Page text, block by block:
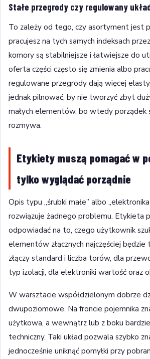
Stałe przegrody czy regulowany
To zależy od tego, czy asortyment jest
pracujesz na tych samych indeksach
komory są stabilniejsze i łatwiejsze do
oferta części często się zmienia albo
regulowane przegrody dają więcej
jednak pilnować, by nie tworzyć zbyt
małych elementów, bo wtedy porządek
rozmywa.
Etykiety muszą pomagać w
tylko wyglądać porządnie
Opis typu „śrubki małe” albo
rozwiązuje żadnego problemu. Etykieta
odpowiadać na to, czego użytkownik
elementów złącznych najczęściej
złączy standard i liczba torów, dla
typ izolacji, dla elektroniki wartość oraz
W warsztacie współdzielonym dobrze
dwupoziomowe. Na froncie pojemnika
użytkowa, a wewnątrz lub z boku
techniczny. Taki układ pozwala szybko
jednocześnie uniknąć pomyłki przy